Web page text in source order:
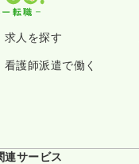
求人を探す
看護師派遣で働く
サービス